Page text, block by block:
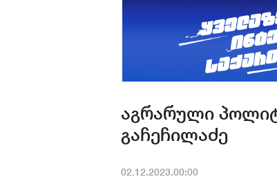
აგრარული
გაჩეჩილაძე
02.12.2023.00:00